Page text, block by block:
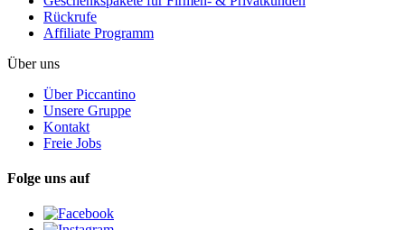
Rückrufe
Affiliate Programm
Über uns
Über Piccantino
Unsere Gruppe
Kontakt
Freie Jobs
Folge uns auf